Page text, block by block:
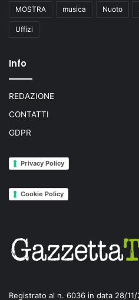
MOSTRA musica Nuoto
Uffizi
Info
REDAZIONE
CONTATTI
GDPR
Privacy Policy
Cookie Policy
Registrato al n. 6036 in data 28/